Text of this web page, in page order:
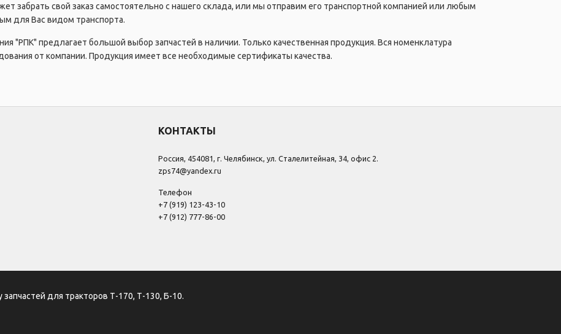
забрать свой заказ самостоятельно с нашего склада, или мы отправим его транспортной компанией или любым
для Вас видом транспорта.
"РПК" предлагает большой выбор запчастей в наличии. Только качественная продукция. Вся номенклатура
от компании. Продукция имеет все необходимые сертификаты качества.
КОНТАКТЫ
Россия, 454081, г. Челябинск, ул. Сталелитейная, 34, офис 2.
zps74@yandex.ru
Телефон
+7 (919) 123-43-10
+7 (912) 777-86-00
для тракторов Т-170, Т-130, Б-10.